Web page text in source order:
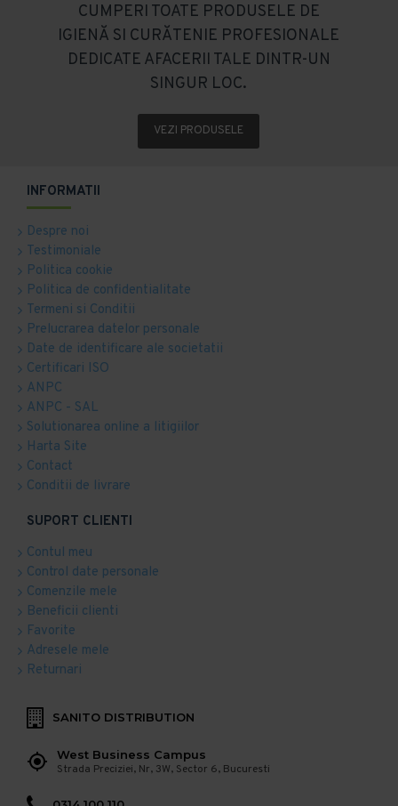
CUMPERI TOATE PRODUSELE DE
IGIENĂ SI CURĂTENIE PROFESIONALE
DEDICATE AFACERII TALE DINTR-UN
SINGUR LOC.
VEZI PRODUSELE
INFORMATII
Despre noi
Testimoniale
Politica cookie
Politica de confidentialitate
Termeni si Conditii
Prelucrarea datelor personale
Date de identificare ale societatii
Certificari ISO
ANPC
ANPC - SAL
Solutionarea online a litigiilor
Harta Site
Contact
Conditii de livrare
SUPORT CLIENTI
Contul meu
Control date personale
Comenzile mele
Beneficii clienti
Favorite
Adresele mele
Returnari
SANITO DISTRIBUTION
West Business Campus
Strada Preciziei, Nr, 3W, Sector 6, Bucuresti